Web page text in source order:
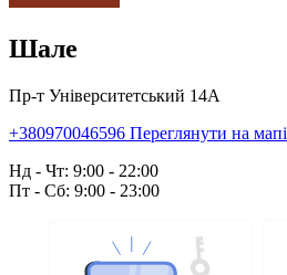
Шале
Пр-т Університетський 14А
+380970046596 Переглянути на мапі
Нд - Чт: 9:00 - 22:00
Пт - Сб: 9:00 - 23:00